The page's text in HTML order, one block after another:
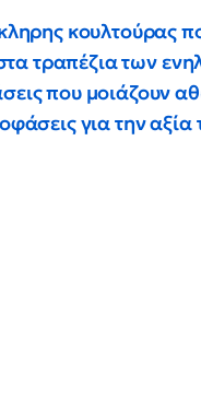
κουλτούρας
τραπέζια των
που μοιάζουν
για την αξία